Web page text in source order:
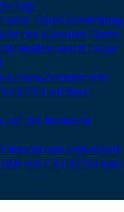
App
Dauerausstellung
des Goslarer Doms
Brillen durch Uslar
Leven-Zentrum mit
eröffnet
auf der formnext
und entwickelt
mit EXCIT3D und